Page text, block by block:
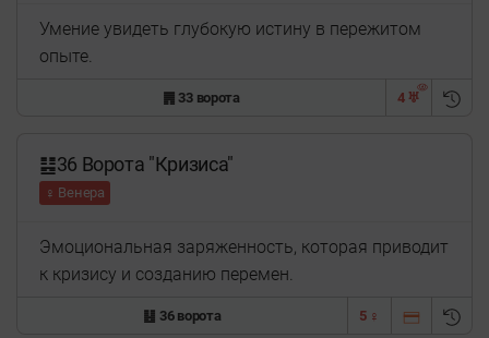
Умение увидеть глубокую истину в пережитом
опыте.
䷠ 33 ворота 4 ♅
䷣36 Ворота "Кризиса"
♀ Венера
Эмоциональная заряженность, которая приводит
к кризису и созданию перемен.
䷣ 36 ворота 5 ♀